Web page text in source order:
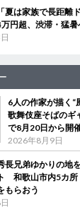
夏は家族で長距離
円超、渋滞・猛
6人の作家が描く
歌舞伎座そばのギ
で8月20日から開
2026年8月9日
長兄弟ゆかりの地
和歌山市内5カ所
もらおう